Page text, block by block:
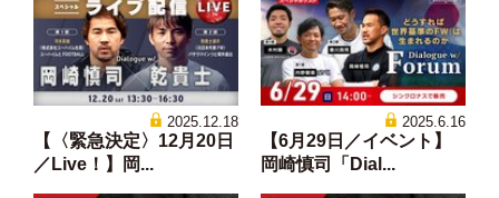
2025.12.18
【〈緊急決定〉12月20日
／Live！】岡...
2025.6.16
【6月29日／イベント】
岡崎慎司「Dial...